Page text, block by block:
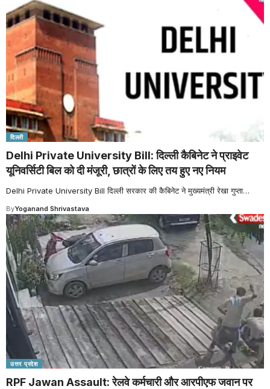
दिल्ली
Delhi Private University Bill: दिल्ली कैबिनेट ने प्राइवेट
यूनिवर्सिटी बिल को दी मंजूरी, छात्रों के लिए तय हुए नए नियम
Delhi Private University Bill दिल्ली सरकार की कैबिनेट ने मुख्यमंत्री रेखा गुप्ता…
ByYoganand Shrivastava
उत्तर प्रदेश
RPF Jawan Assault: रेलवे कर्मचारी और आरपीएफ जवान पर